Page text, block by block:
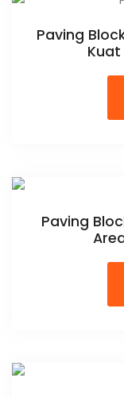
Paving
Paving